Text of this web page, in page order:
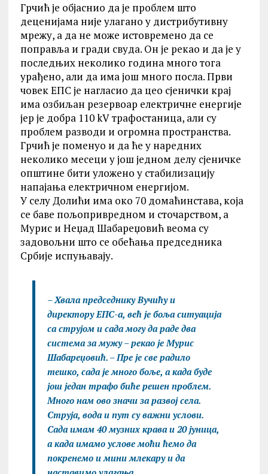
Грчић је објаснио да је проблем што
деценијама није улагано у дистрибутивну
мрежу, а да не може истовремено да се
поправља и гради свуда. Он је рекао и да је у
последњих неколико година много тога
урађено, али да има још много посла. Први
човек ЕПС је нагласио да цео сјенички крај
има озбиљан резервоар електричне енергије
јер је добра 110 kV трафостаница, али су
проблем разводи и огромна пространства.
Грчић је поменуо и да ће у наредних
неколико месеци у још једном делу сјеничке
општине бити уложено у стабилизацију
напајања електричном енергијом.
У селу Долићи има око 70 домаћинстава, која
се баве пољопривредном и сточарством, а
Мурис и Неџад Шабареџовић веома су
задовољни што се обећања председника
Србије испуњавају.
– Хвала председнику Вучићу и
директору ЕПС-а, већ је боља ситуација
са струјом и сада могу да раде два
система за мужу – рекао је Мурис
Шабареџовић. – Пре је све радило
тешко, сада је много боље, а када буде
још један трафо биће решен проблем.
Много нам ово значи за развој села.
Струја, вода и пут су важни услови.
Сада имам 40 музних крава и 20 јуница,
а када имамо услове моћи ћемо да
покренемо и мини млекару и да